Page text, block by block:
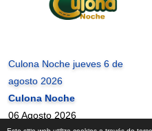
Culona Noche jueves 6 de
agosto 2026
Culona Noche
06 Agosto 2026